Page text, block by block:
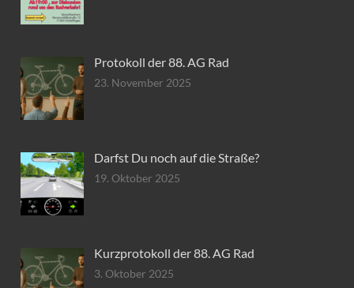
Protokoll der 88. AG Rad
23. November 2025
Darfst Du noch auf die Straße?
19. Oktober 2025
Kurzprotokoll der 88. AG Rad
3. Oktober 2025